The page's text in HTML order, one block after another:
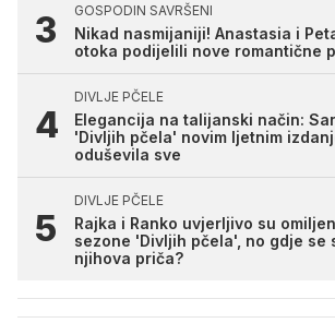
GOSPODIN SAVRŠENI
Nikad nasmijaniji! Anastasia i
otoka podijelili nove romantične
DIVLJE PČELE
Elegancija na talijanski način:
'Divljih pčela' novim ljetnim
oduševila sve
DIVLJE PČELE
Rajka i Ranko uvjerljivo su
sezone 'Divljih pčela', no gdje se
njihova priča?